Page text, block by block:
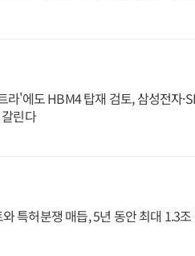
라'에도 HBM4 탑재 검토, 삼성전자
린다
특허분쟁 매듭, 5년 동안 최대 1.3